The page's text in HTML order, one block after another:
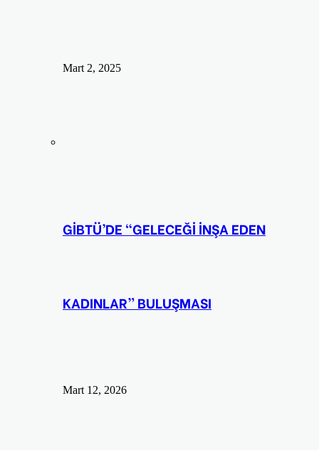
Mart 2, 2025
GİBTÜ’DE “GELECEĞİ İNŞA EDEN
KADINLAR” BULUŞMASI
Mart 12, 2026